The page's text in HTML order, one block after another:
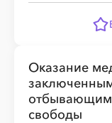
Оказание
отбывающим
свободы